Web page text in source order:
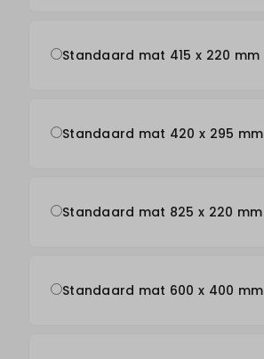
Standaard mat 415 x 220 mm
Standaard mat 420 x 295 mm
Standaard mat 825 x 220 mm
Standaard mat 600 x 400 mm